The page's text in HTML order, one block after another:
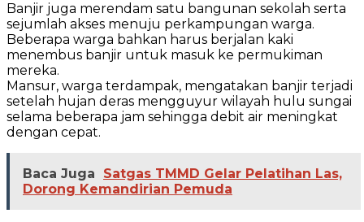
Banjir juga merendam satu bangunan sekolah serta
sejumlah akses menuju perkampungan warga.
Beberapa warga bahkan harus berjalan kaki
menembus banjir untuk masuk ke permukiman
mereka.
Mansur, warga terdampak, mengatakan banjir terjadi
setelah hujan deras mengguyur wilayah hulu sungai
selama beberapa jam sehingga debit air meningkat
dengan cepat.
Baca Juga
Satgas TMMD Gelar Pelatihan Las,
Dorong Kemandirian Pemuda